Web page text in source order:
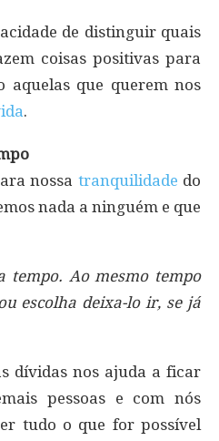
de distinguir quais
coisas positivas para
aquelas que querem nos
.
nossa tranquilidade do
nada a ninguém e que
tempo. Ao mesmo tempo
escolha deixa-lo ir, se já
dívidas nos ajuda a ficar
pessoas e com nós
tudo o que for possível